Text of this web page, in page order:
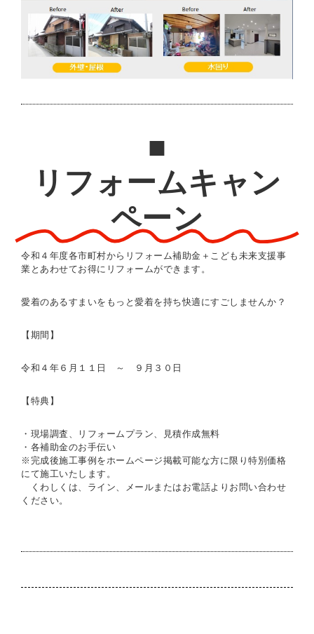
■
リフォームキャン
ペーン
令和４年度各市町村からリフォーム補助金＋こども未来支援事
業とあわせてお得にリフォームができます。
愛着のあるすまいをもっと愛着を持ち快適にすごしませんか？
【期間】
令和４年６月１１日 ～ ９月３０日
【特典】
・現場調査、リフォームプラン、見積作成無料
・各補助金のお手伝い
※完成後施工事例をホームページ掲載可能な方に限り特別価格
にて施工いたします。
くわしくは、ライン、メールまたはお電話よりお問い合わせ
ください。